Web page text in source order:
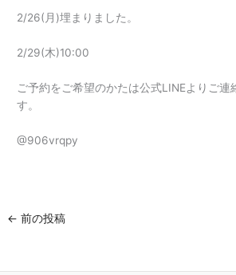
2/26(月)埋まりました。
2/29(木)10:00
ご予約をご希望のかたは公式LINEよりご連
す。
@906vrqpy
← 前の投稿